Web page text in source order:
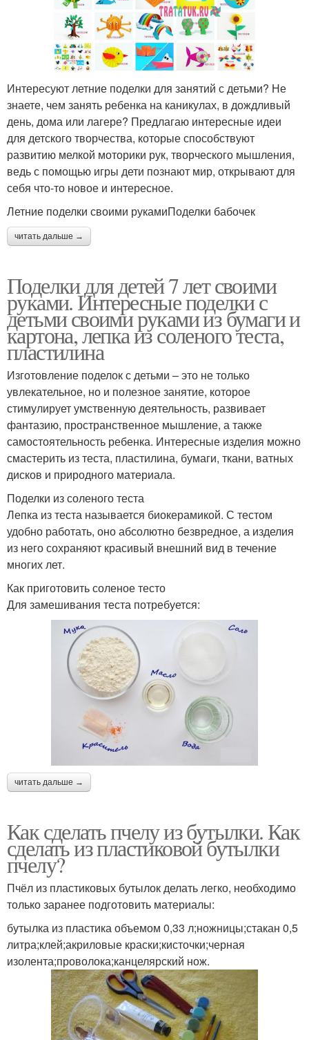
Интересуют летние поделки для занятий с детьми? Не
знаете, чем занять ребенка на каникулах, в дождливый
день, дома или лагере? Предлагаю интересные идеи
для детского творчества, которые способствуют
развитию мелкой моторики рук, творческого мышления,
ведь с помощью игры дети познают мир, открывают для
себя что-то новое и интересное.
Летние поделки своими рукамиПоделки бабочек
читать дальше →
Поделки для детей 7 лет своими
руками. Интересные поделки с
детьми своими руками из бумаги и
картона, лепка из соленого теста,
пластилина
Изготовление поделок с детьми – это не только
увлекательное, но и полезное занятие, которое
стимулирует умственную деятельность, развивает
фантазию, пространственное мышление, а также
самостоятельность ребенка. Интересные изделия можно
смастерить из теста, пластилина, бумаги, ткани, ватных
дисков и природного материала.
Поделки из соленого теста
Лепка из теста называется биокерамикой. С тестом
удобно работать, оно абсолютно безвредное, а изделия
из него сохраняют красивый внешний вид в течение
многих лет.
Как приготовить соленое тесто
Для замешивания теста потребуется:
читать дальше →
Как сделать пчелу из бутылки. Как
сделать из пластиковой бутылки
пчелу?
Пчёл из пластиковых бутылок делать легко, необходимо
только заранее подготовить материалы:
бутылка из пластика объемом 0,33 л;ножницы;стакан 0,5
литра;клей;акриловые краски;кисточки;черная
изолента;проволока;канцелярский нож.